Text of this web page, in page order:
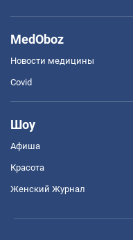
MedOboz
Новости медицины
Covid
Шоу
Афиша
Красота
Женский Журнал